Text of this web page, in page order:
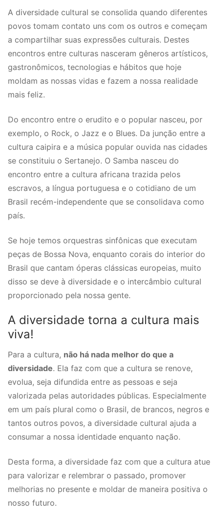
A diversidade cultural se consolida quando diferentes
povos tomam contato uns com os outros e começam
a compartilhar suas expressões culturais. Destes
encontros entre culturas nasceram gêneros artísticos,
gastronômicos, tecnologias e hábitos que hoje
moldam as nossas vidas e fazem a nossa realidade
mais feliz.
Do encontro entre o erudito e o popular nasceu, por
exemplo, o Rock, o Jazz e o Blues. Da junção entre a
cultura caipira e a música popular ouvida nas cidades
se constituiu o Sertanejo. O Samba nasceu do
encontro entre a cultura africana trazida pelos
escravos, a língua portuguesa e o cotidiano de um
Brasil recém-independente que se consolidava como
país.
Se hoje temos orquestras sinfônicas que executam
peças de Bossa Nova, enquanto corais do interior do
Brasil que cantam óperas clássicas europeias, muito
disso se deve à diversidade e o intercâmbio cultural
proporcionado pela nossa gente.
A diversidade torna a cultura mais
viva!
Para a cultura, não há nada melhor do que a
diversidade. Ela faz com que a cultura se renove,
evolua, seja difundida entre as pessoas e seja
valorizada pelas autoridades públicas. Especialmente
em um país plural como o Brasil, de brancos, negros e
tantos outros povos, a diversidade cultural ajuda a
consumar a nossa identidade enquanto nação.
Desta forma, a diversidade faz com que a cultura atue
para valorizar e relembrar o passado, promover
melhorias no presente e moldar de maneira positiva o
nosso futuro.